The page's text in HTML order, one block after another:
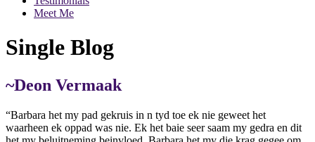
Meet Me
Single Blog
~Deon Vermaak
“Barbara het my pad gekruis in n tyd toe ek nie geweet het
waarheen ek oppad was nie. Ek het baie seer saam my gedra en dit